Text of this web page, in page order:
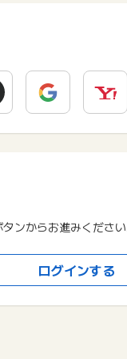
ンからお進みください
ログインする